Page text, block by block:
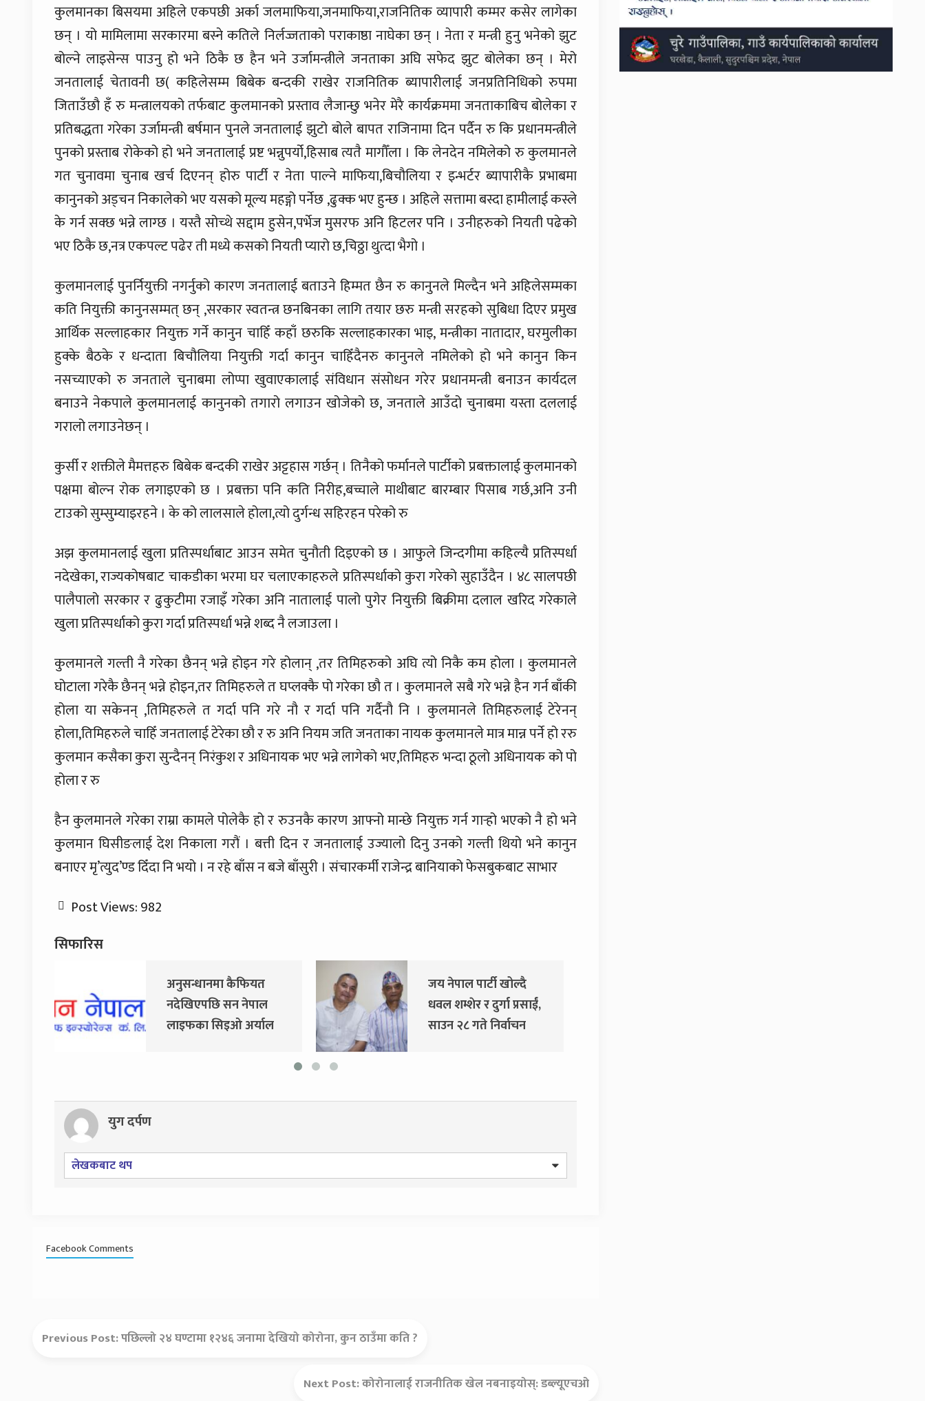
कुलमानका बिसयमा अहिले एकपछी अर्का जलमाफिया,जनमाफिया,राजनितिक व्यापारी कम्मर कसेर लागेका
छन् । यो मामिलामा सरकारमा बस्ने कतिले निर्लज्जताको पराकाष्ठा नाघेका छन् । नेता र मन्त्री हुनु भनेको झुट
बोल्ने लाइसेन्स पाउनु हो भने ठिकै छ हैन भने उर्जामन्त्रीले जनताका अघि सफेद झुट बोलेका छन् । मेरो
जनतालाई चेतावनी छ( कहिलेसम्म बिबेक बन्दकी राखेर राजनितिक ब्यापारीलाई जनप्रतिनिधिको रुपमा
जिताउँछौ हँ रु मन्त्रालयको तर्फबाट कुलमानको प्रस्ताव लैजान्छु भनेर मेरै कार्यक्रममा जनताकाबिच बोलेका र
प्रतिबद्धता गरेका उर्जामन्त्री बर्षमान पुनले जनतालाई झुटो बोले बापत राजिनामा दिन पर्दैन रु कि प्रधानमन्त्रीले
पुनको प्रस्ताब रोकेको हो भने जनतालाई प्रष्ट भन्नुपर्यो,हिसाब त्यतै मागौँला । कि लेनदेन नमिलेको रु कुलमानले
गत चुनावमा चुनाब खर्च दिएनन् होरु पार्टी र नेता पाल्ने माफिया,बिचौलिया र इन्भर्टर ब्यापारीकै प्रभाबमा
कानुनको अड्चन निकालेको भए यसको मूल्य महङ्गो पर्नेछ ,ढुक्क भए हुन्छ । अहिले सत्तामा बस्दा हामीलाई कस्ले
के गर्न सक्छ भन्ने लाग्छ । यस्तै सोच्थे सद्दाम हुसेन,पर्भेज मुसरफ अनि हिटलर पनि । उनीहरुको नियती पढेको
भए ठिकै छ,नत्र एकपल्ट पढेर ती मध्ये कसको नियती प्यारो छ,चिठ्ठा थुत्दा भैगो ।
कुलमानलाई पुनर्नियुक्ती नगर्नुको कारण जनतालाई बताउने हिम्मत छैन रु कानुनले मिल्दैन भने अहिलेसम्मका
कति नियुक्ती कानुनसम्मत् छन् ,सरकार स्वतन्त्र छनबिनका लागि तयार छरु मन्त्री सरहको सुबिधा दिएर प्रमुख
आर्थिक सल्लाहकार नियुक्त गर्ने कानुन चाहिँ कहाँ छरुकि सल्लाहकारका भाइ, मन्त्रीका नातादार, घरमुलीका
हुक्के बैठके र धन्दाता बिचौलिया नियुक्ती गर्दा कानुन चाहिँदैनरु कानुनले नमिलेको हो भने कानुन किन
नसच्याएको रु जनताले चुनाबमा लोप्पा खुवाएकालाई संविधान संसोधन गरेर प्रधानमन्त्री बनाउन कार्यदल
बनाउने नेकपाले कुलमानलाई कानुनको तगारो लगाउन खोजेको छ, जनताले आउँदो चुनाबमा यस्ता दललाई
गरालो लगाउनेछन् ।
कुर्सी र शक्तीले मैमत्तहरु बिबेक बन्दकी राखेर अट्टहास गर्छन् । तिनैको फर्मानले पार्टीको प्रबक्तालाई कुलमानको
पक्षमा बोल्न रोक लगाइएको छ । प्रबक्ता पनि कति निरीह,बच्चाले माथीबाट बारम्बार पिसाब गर्छ,अनि उनी
टाउको सुम्सुम्याइरहने । के को लालसाले होला,त्यो दुर्गन्ध सहिरहन परेको रु
अझ कुलमानलाई खुला प्रतिस्पर्धाबाट आउन समेत चुनौती दिइएको छ । आफुले जिन्दगीमा कहिल्यै प्रतिस्पर्धा
नदेखेका, राज्यकोषबाट चाकडीका भरमा घर चलाएकाहरुले प्रतिस्पर्धाको कुरा गरेको सुहाउँदैन । ४८ सालपछी
पालैपालो सरकार र ढुकुटीमा रजाइँ गरेका अनि नातालाई पालो पुगेर नियुक्ती बिक्रीमा दलाल खरिद गरेकाले
खुला प्रतिस्पर्धाको कुरा गर्दा प्रतिस्पर्धा भन्ने शब्द नै लजाउला ।
कुलमानले गल्ती नै गरेका छैनन् भन्ने होइन गरे होलान् ,तर तिमिहरुको अघि त्यो निकै कम होला । कुलमानले
घोटाला गरेकै छैनन् भन्ने होइन,तर तिमिहरुले त घप्लक्कै पो गरेका छौ त । कुलमानले सबै गरे भन्ने हैन गर्न बाँकी
होला या सकेनन् ,तिमिहरुले त गर्दा पनि गरे नौ र गर्दा पनि गर्दैनौ नि । कुलमानले तिमिहरुलाई टेरेनन्
होला,तिमिहरुले चाहिँ जनतालाई टेरेका छौ र रु अनि नियम जति जनताका नायक कुलमानले मात्र मान्न पर्ने हो ररु
कुलमान कसैका कुरा सुन्दैनन् निरंकुश र अधिनायक भए भन्ने लागेको भए,तिमिहरु भन्दा ठूलो अधिनायक को पो
होला र रु
हैन कुलमानले गरेका राम्रा कामले पोलेकै हो र रुउनकै कारण आफ्नो मान्छे नियुक्त गर्न गार्‍हो भएको नै हो भने
कुलमान घिसीङलाई देश निकाला गरौं । बत्ती दिन र जनतालाई उज्यालो दिनु उनको गल्ती थियो भने कानुन
बनाएर मृ’त्युद’ण्ड दिँदा नि भयो । न रहे बाँस न बजे बाँसुरी । संचारकर्मी राजेन्द्र बानियाको फेसबुकबाट साभार
Post Views:982
सिफारिस
जय नेपाल पार्टी खोल्दै
धवल शम्शेर र दुर्गा प्रसाईं,
साउन २८ गते निर्वाचन
दुर्गा प्रसाईंलाई रिहा गर्न
अदालतको आदेश
युग दर्पण
लेखकबाट थप
Facebook Comments
Previous Post:पछिल्लो २४ घण्टामा १२४६ जनामा देखियो कोरोना, कुन ठाउँमा कति ?
Next Post:कोरोनालाई राजनीतिक खेल नबनाइयोस्: डब्ल्यूएचओ